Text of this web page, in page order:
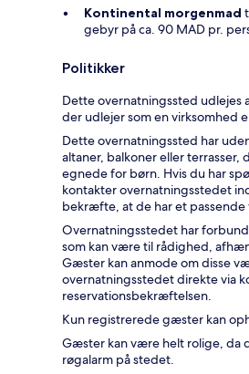
Kontinental morgenmad
gebyr på ca. 90 MAD pr.
Politikker
Dette overnatningssted udlejes
der udlejer som en virksomhed
Dette overnatningssted har
altaner, balkoner eller terrasser,
egnede for børn. Hvis du har
kontakter overnatningsstedet
bekræfte, at de har et
Overnatningsstedet har
som kan være til rådighed,
Gæster kan anmode om disse
overnatningsstedet direkte via
reservationsbekræftelsen.
Kun registrerede gæster kan
Gæster kan være helt rolige, da
røgalarm på stedet.